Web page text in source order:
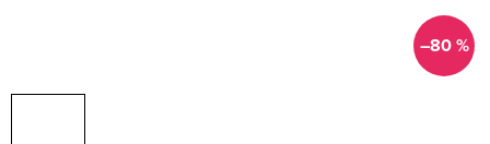
–80 %